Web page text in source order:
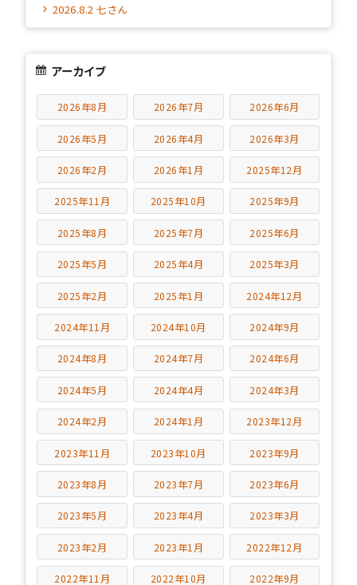
2026.8.2 七さん
アーカイブ
2026年8月 2026年7月 2026年6月
2026年5月 2026年4月 2026年3月
2026年2月 2026年1月 2025年12月
2025年11月 2025年10月 2025年9月
2025年8月 2025年7月 2025年6月
2025年5月 2025年4月 2025年3月
2025年2月 2025年1月 2024年12月
2024年11月 2024年10月 2024年9月
2024年8月 2024年7月 2024年6月
2024年5月 2024年4月 2024年3月
2024年2月 2024年1月 2023年12月
2023年11月 2023年10月 2023年9月
2023年8月 2023年7月 2023年6月
2023年5月 2023年4月 2023年3月
2023年2月 2023年1月 2022年12月
2022年11月 2022年10月 2022年9月